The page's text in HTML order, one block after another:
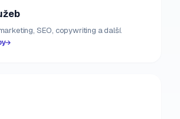
SEO, copywriting a další.